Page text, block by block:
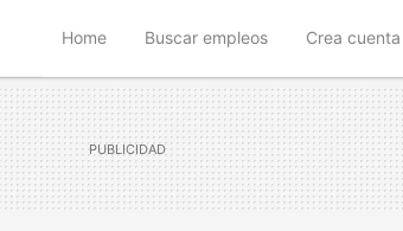
Home(current)Buscar empleos Crea cuenta